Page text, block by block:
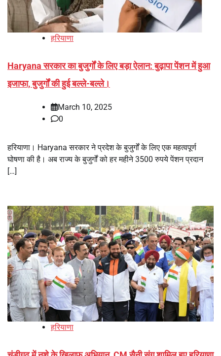
हरियाणा
Haryana सरकार का बुजुर्गों के लिए बड़ा ऐलान: बुढ़ापा पेंशन में हुआ
इजाफा, बुजुर्गों की हुई बल्ले-बल्ले।
March 10, 2025
0
हरियाणा। Haryana सरकार ने प्रदेश के बुजुर्गों के लिए एक महत्वपूर्ण
घोषणा की है। अब राज्य के बुजुर्गों को हर महीने 3500 रुपये पेंशन प्रदान
[…]
हरियाणा